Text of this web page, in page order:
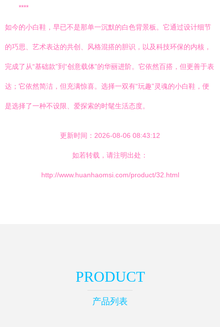
****
如今的小白鞋，早已不是那单一沉默的白色背景板。它通过设计细节
的巧思、艺术表达的共创、风格混搭的胆识，以及科技环保的内核，
完成了从“基础款”到“创意载体”的华丽进阶。它依然百搭，但更善于表
达；它依然简洁，但充满惊喜。选择一双有“玩趣”灵魂的小白鞋，便
是选择了一种不设限、爱探索的时髦生活态度。
更新时间：2026-08-06 08:43:12
如若转载，请注明出处：
http://www.huanhaomsi.com/product/32.html
PRODUCT
产品列表